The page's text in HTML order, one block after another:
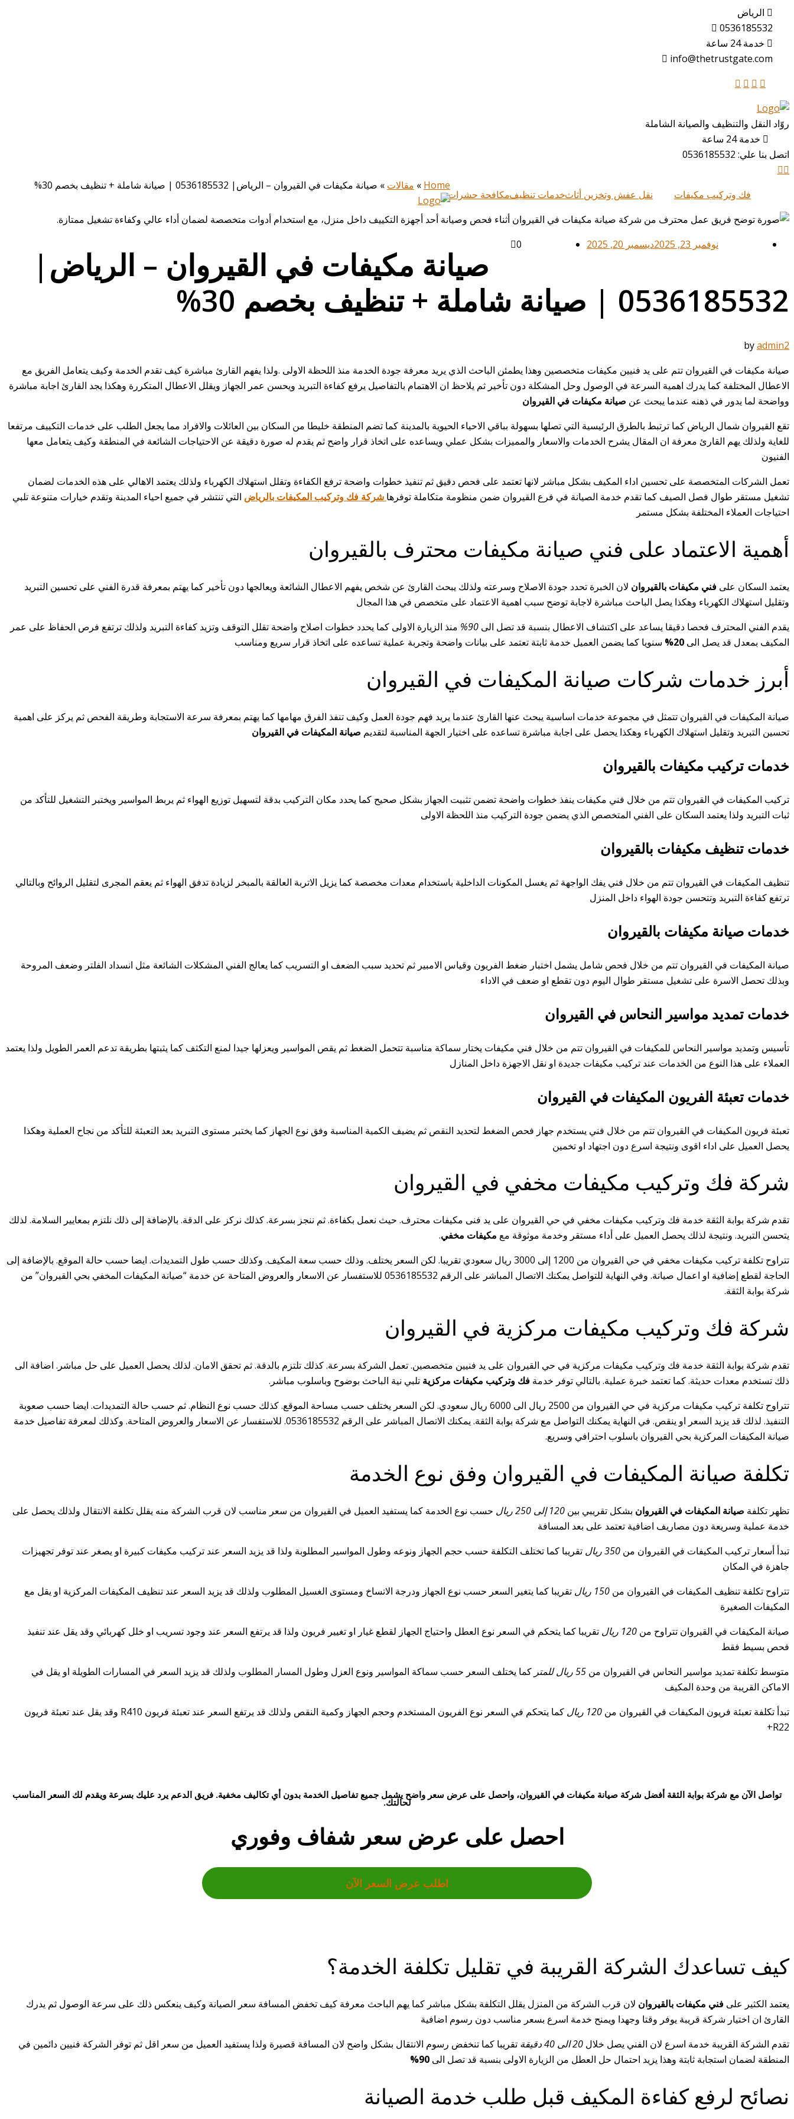
الرياض
0536185532
خدمة 24 ساعة
info@thetrustgate.com
روّاد النقل والتنظيف والصيانة الشاملة
خدمة 24 ساعة
اتصل بنا علي: 0536185532
فك وتركيب مكيفات نقل عفش وتخزين أثاثخدمات تنظيفمكافحة حشرات
Home
» مقالات » صيانة مكيفات في القيروان – الرياض| 0536185532 | صيانة شاملة + تنظيف بخصم 30%
نوفمبر 23, 2025 ديسمبر 20, 2025 0
صيانة مكيفات في القيروان – الرياض|
0536185532 | صيانة شاملة + تنظيف بخصم 30%
byadmin2
صيانة مكيفات في القيروان تتم على يد فنيين مكيفات متخصصين وهذا يطمئن الباحث الذي يريد معرفة جودة الخدمة منذ اللحظة الاولى .ولذا يفهم القارئ مباشرة كيف تقدم الخدمة وكيف يتعامل الفريق مع
الاعطال المختلفة كما يدرك اهمية السرعة في الوصول وحل المشكلة دون تأخير ثم يلاحظ ان الاهتمام بالتفاصيل يرفع كفاءة التبريد ويحسن عمر الجهاز ويقلل الاعطال المتكررة وهكذا يجد القارئ اجابة مباشرة
وواضحة لما يدور في ذهنه عندما يبحث عن صيانة مكيفات في القيروان
تقع القيروان شمال الرياض كما ترتبط بالطرق الرئيسية التي تصلها بسهولة بباقي الاحياء الحيوية بالمدينة كما تضم المنطقة خليطا من السكان بين العائلات والافراد مما يجعل الطلب على خدمات التكييف مرتفعا
للغاية ولذلك يهم القارئ معرفة ان المقال يشرح الخدمات والاسعار والمميزات بشكل عملي ويساعده على اتخاذ قرار واضح ثم يقدم له صورة دقيقة عن الاحتياجات الشائعة في المنطقة وكيف يتعامل معها
الفنيون
تعمل الشركات المتخصصة على تحسين اداء المكيف بشكل مباشر لانها تعتمد على فحص دقيق ثم تنفيذ خطوات واضحة ترفع الكفاءة وتقلل استهلاك الكهرباء ولذلك يعتمد الاهالي على هذه الخدمات لضمان
تشغيل مستقر طوال فصل الصيف كما تقدم خدمة الصيانة في فرع القيروان ضمن منظومة متكاملة توفرها شركة فك وتركيب المكيفات بالرياض التي تنتشر في جميع احياء المدينة وتقدم خيارات متنوعة تلبي
احتياجات العملاء المختلفة بشكل مستمر
أهمية الاعتماد على فني صيانة مكيفات محترف بالقيروان
يعتمد السكان على فني مكيفات بالقيروان لان الخبرة تحدد جودة الاصلاح وسرعته ولذلك يبحث القارئ عن شخص يفهم الاعطال الشائعة ويعالجها دون تأخير كما يهتم بمعرفة قدرة الفني على تحسين التبريد
وتقليل استهلاك الكهرباء وهكذا يصل الباحث مباشرة لاجابة توضح سبب اهمية الاعتماد على متخصص في هذا المجال
يقدم الفني المحترف فحصا دقيقا يساعد على اكتشاف الاعطال بنسبة قد تصل الى 90%
منذ الزيارة الاولى كما يحدد خطوات اصلاح واضحة تقلل التوقف وتزيد كفاءة التبريد ولذلك ترتفع فرص الحفاظ على عمر
المكيف بمعدل قد يصل الى 20% سنويا كما يضمن العميل خدمة ثابتة تعتمد على بيانات واضحة وتجربة عملية تساعده على اتخاذ قرار سريع ومناسب
أبرز خدمات شركات صيانة المكيفات في القيروان
صيانة المكيفات في القيروان تتمثل في مجموعة خدمات اساسية يبحث عنها القارئ عندما يريد فهم جودة العمل وكيف تنفذ الفرق مهامها كما يهتم بمعرفة سرعة الاستجابة وطريقة الفحص ثم يركز على اهمية
تحسين التبريد وتقليل استهلاك الكهرباء وهكذا يحصل على اجابة مباشرة تساعده على اختيار الجهة المناسبة لتقديم صيانة المكيفات في القيروان
خدمات تركيب مكيفات بالقيروان
تركيب المكيفات في القيروان تتم من خلال فني مكيفات ينفذ خطوات واضحة تضمن تثبيت الجهاز بشكل صحيح كما يحدد مكان التركيب بدقة لتسهيل توزيع الهواء ثم يربط المواسير ويختبر التشغيل للتأكد من
ثبات التبريد ولذا يعتمد السكان على الفني المتخصص الذي يضمن جودة التركيب منذ اللحظة الاولى
خدمات تنظيف مكيفات بالقيروان
تنظيف المكيفات في القيروان تتم من خلال فني يفك الواجهة ثم يغسل المكونات الداخلية باستخدام معدات مخصصة كما يزيل الاتربة العالقة بالمبخر لزيادة تدفق الهواء ثم يعقم المجرى لتقليل الروائح وبالتالي
ترتفع كفاءة التبريد وتتحسن جودة الهواء داخل المنزل
خدمات صيانة مكيفات بالقيروان
صيانة المكيفات في القيروان تتم من خلال فحص شامل يشمل اختبار ضغط الفريون وقياس الامبير ثم تحديد سبب الضعف او التسريب كما يعالج الفني المشكلات الشائعة مثل انسداد الفلتر وضعف المروحة
وبذلك تحصل الاسرة على تشغيل مستقر طوال اليوم دون تقطع او ضعف في الاداء
خدمات تمديد مواسير النحاس في القيروان
تأسيس وتمديد مواسير النحاس للمكيفات في القيروان تتم من خلال فني مكيفات يختار سماكة مناسبة تتحمل الضغط ثم يقص المواسير ويعزلها جيدا لمنع التكثف كما يثبتها بطريقة تدعم العمر الطويل ولذا يعتمد
العملاء على هذا النوع من الخدمات عند تركيب مكيفات جديدة او نقل الاجهزة داخل المنازل
خدمات تعبئة الفريون المكيفات في القيروان
تعبئة فريون المكيفات في القيروان تتم من خلال فني يستخدم جهاز فحص الضغط لتحديد النقص ثم يضيف الكمية المناسبة وفق نوع الجهاز كما يختبر مستوى التبريد بعد التعبئة للتأكد من نجاح العملية وهكذا
يحصل العميل على اداء اقوى ونتيجة اسرع دون اجتهاد او تخمين
شركة فك وتركيب مكيفات مخفي في القيروان
تقدم شركة بوابة الثقة خدمة فك وتركيب مكيفات مخفي في حي القيروان على يد فنى مكيفات محترف. حيث نعمل بكفاءة. ثم ننجز بسرعة. كذلك نركز على الدقة. بالإضافة إلى ذلك نلتزم بمعايير السلامة. لذلك
يتحسن التبريد. ونتيجة لذلك يحصل العميل على أداء مستقر وخدمة موثوقة مع مكيفات مخفي.
تتراوح تكلفة تركيب مكيفات مخفي في حي القيروان من 1200 إلى 3000 ريال سعودي تقريبا. لكن السعر يختلف. وذلك حسب سعة المكيف. وكذلك حسب طول التمديدات. ايضا حسب حالة الموقع. بالإضافة إلى
الحاجة لقطع إضافية او اعمال صيانة. وفي النهاية للتواصل يمكنك الاتصال المباشر على الرقم 0536185532 للاستفسار عن الاسعار والعروض المتاحة عن خدمة “صيانة المكيفات المخفي بحي القيروان” من
شركة بوابة الثقة.
شركة فك وتركيب مكيفات مركزية في القيروان
تقدم شركة بوابة الثقة خدمة فك وتركيب مكيفات مركزية في حي القيروان على يد فنيين متخصصين. تعمل الشركة بسرعة. كذلك تلتزم بالدقة. ثم تحقق الامان. لذلك يحصل العميل على حل مباشر. اضافة الى
ذلك تستخدم معدات حديثة. كما تعتمد خبرة عملية. بالتالي توفر خدمة فك وتركيب مكيفات مركزية تلبي نية الباحث بوضوح وباسلوب مباشر.
تتراوح تكلفة تركيب مكيفات مركزية في حي القيروان من 2500 ريال الى 6000 ريال سعودي. لكن السعر يختلف حسب مساحة الموقع. كذلك حسب نوع النظام. ثم حسب حالة التمديدات. ايضا حسب صعوبة
التنفيذ. لذلك قد يزيد السعر او ينقص. في النهاية يمكنك التواصل مع شركة بوابة الثقة. يمكنك الاتصال المباشر على الرقم 0536185532. للاستفسار عن الاسعار والعروض المتاحة. وكذلك لمعرفة تفاصيل خدمة
صيانة المكيفات المركزية بحي القيروان باسلوب احترافي وسريع.
تكلفة صيانة المكيفات في القيروان وفق نوع الخدمة
تظهر تكلفة صيانة المكيفات في القيروان بشكل تقريبي بين 120 إلى 250 ريال
حسب نوع الخدمة كما يستفيد العميل في القيروان من سعر مناسب لان قرب الشركة منه يقلل تكلفة الانتقال ولذلك يحصل على
خدمة عملية وسريعة دون مصاريف اضافية تعتمد على بعد المسافة
تبدأ أسعار تركيب المكيفات في القيروان من 350 ريال
تقريبا كما تختلف التكلفة حسب حجم الجهاز ونوعه وطول المواسير المطلوبة ولذا قد يزيد السعر عند تركيب مكيفات كبيرة او يصغر عند توفر تجهيزات
جاهزة في المكان
تتراوح تكلفة تنظيف المكيفات في القيروان من 150 ريال
تقريبا كما يتغير السعر حسب نوع الجهاز ودرجة الاتساخ ومستوى الغسيل المطلوب ولذلك قد يزيد السعر عند تنظيف المكيفات المركزية او يقل مع
المكيفات الصغيرة
صيانة المكيفات في القيروان تتراوح من 120 ريال
تقريبا كما يتحكم في السعر نوع العطل واحتياج الجهاز لقطع غيار او تغيير فريون ولذا قد يرتفع السعر عند وجود تسريب او خلل كهربائي وقد يقل عند تنفيذ
فحص بسيط فقط
متوسط تكلفة تمديد مواسير النحاس في القيروان من 55 ريال للمتر
كما يختلف السعر حسب سماكة المواسير ونوع العزل وطول المسار المطلوب ولذلك قد يزيد السعر في المسارات الطويلة او يقل في
الاماكن القريبة من وحدة المكيف
تبدأ تكلفة تعبئة فريون المكيفات في القيروان من 120 ريال
كما يتحكم في السعر نوع الفريون المستخدم وحجم الجهاز وكمية النقص ولذلك قد يرتفع السعر عند تعبئة فريون R410 وقد يقل عند تعبئة فريون
R22+
تواصل الآن مع شركة بوابة الثقة أفضل شركة صيانة مكيفات في القيروان، واحصل على عرض سعر واضح يشمل جميع تفاصيل الخدمة بدون أي تكاليف مخفية. فريق الدعم يرد عليك بسرعة ويقدم لك السعر المناسب
لحالتك.
احصل على عرض سعر شفاف وفوري
اطلب عرض السعر الآن
كيف تساعدك الشركة القريبة في تقليل تكلفة الخدمة؟
يعتمد الكثير على فني مكيفات بالقيروان لان قرب الشركة من المنزل يقلل التكلفة بشكل مباشر كما يهم الباحث معرفة كيف تخفض المسافة سعر الصيانة وكيف ينعكس ذلك على سرعة الوصول ثم يدرك
القارئ ان اختيار شركة قريبة يوفر وقتا وجهدا ويمنح خدمة اسرع بسعر مناسب دون رسوم اضافية
تقدم الشركة القريبة خدمة اسرع لان الفني يصل خلال 20 الى 40 دقيقة
تقريبا كما تنخفض رسوم الانتقال بشكل واضح لان المسافة قصيرة ولذا يستفيد العميل من سعر اقل ثم توفر الشركة فنيين دائمين في
المنطقة لضمان استجابة ثابتة وهذا يزيد احتمال حل العطل من الزيارة الاولى بنسبة قد تصل الى 90%
نصائح لرفع كفاءة المكيف قبل طلب خدمة الصيانة